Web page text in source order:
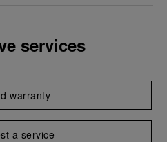
services
warranty
a service